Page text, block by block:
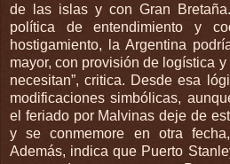
de las islas y con Gran
política de entendimiento y
hostigamiento, la Argentina
mayor, con provisión de logística
necesitan”, critica. Desde esa
modificaciones simbólicas,
el feriado por Malvinas deje de
y se conmemore en otra
Además, indica que Puerto